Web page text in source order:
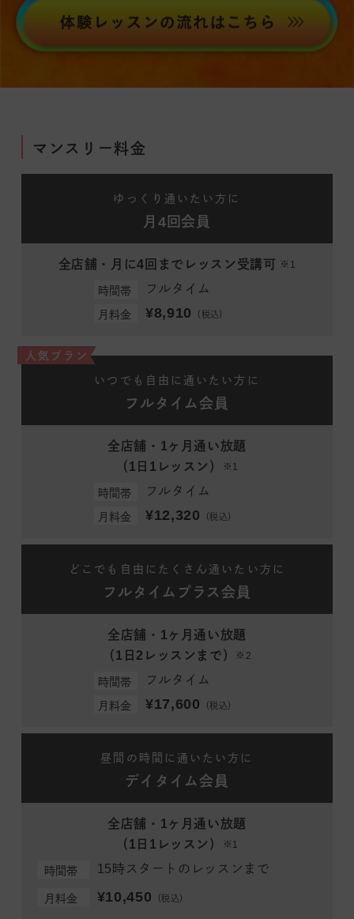
マンスリー料金
ゆっくり通いたい方に
月4回会員
全店舗・月に4回までレッスン受講可 ※1
時間帯 フルタイム
月料金 ¥8,910 （税込）
人気プラン
いつでも自由に通いたい方に
フルタイム会員
全店舗・1ヶ月通い放題
（1日1レッスン）
※1
時間帯 フルタイム
月料金 ¥12,320 （税込）
どこでも自由にたくさん通いたい方に
フルタイムプラス会員
全店舗・1ヶ月通い放題
（1日2レッスンまで）
※2
時間帯 フルタイム
月料金 ¥17,600 （税込）
昼間の時間に通いたい方に
デイタイム会員
全店舗・1ヶ月通い放題
（1日1レッスン）
※1
時間帯 15時スタートのレッスンまで
月料金 ¥10,450 （税込）